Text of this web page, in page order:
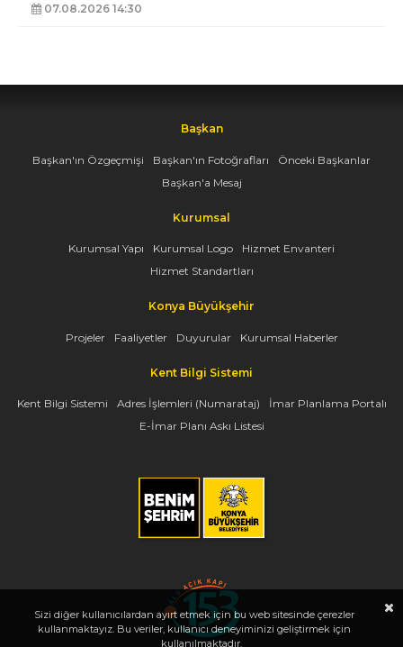
07.08.2026 14:30
Başkan
Başkan'ın Özgeçmişi Başkan'ın Fotoğrafları
Önceki Başkanlar
Başkan'a Mesaj
Kurumsal
Kurumsal Yapı Kurumsal Logo
Hizmet Envanteri
Hizmet Standartları
Konya Büyükşehir
Projeler Faaliyetler Duyurular Kurumsal Haberler
Kent Bilgi Sistemi
Kent Bilgi Sistemi Adres İşlemleri (Numarataj)
İmar Planlama Portalı
E-İmar Planı Askı Listesi
Sizi diğer kullanıcılardan ayırt etmek için bu web sitesinde çerezler
kullanmaktayız. Bu veriler, kullanıcı deneyiminizi geliştirmek için
kullanılmaktadır.